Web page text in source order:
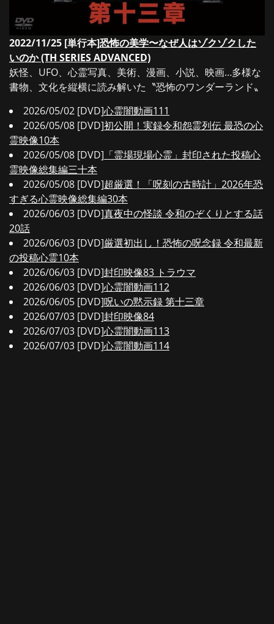
2022/11/25 [単行本]恐怖の美学〜なぜ人はゾクゾクした
いのか (TH SERIES ADVANCED)
妖怪、UFO、心霊写真、美術、漫画、小説、映画…多様な
書物、文化を縦横に読み解いた〝恐怖のワンダーランド〟
2026/05/02 [DVD]心霊闇動画111
2026/05/08 [DVD]初公開！実録令和怨霊列伝 最恐の心
霊映像10本
2026/05/08 [DVD] 「霊場現場心霊」封印された投稿心
霊映像総集編三十本
2026/05/08 [DVD]超厳選！「呪刻の古時計」2026年恐
すぎる心霊映像総集編30本
2026/06/03 [DVD]真夜中の怪談 令和のぞくりとする話
20話
2026/06/03 [DVD]厳選初出し！恐怖の呪念録 令和最新
の投稿心霊10本
2026/06/03 [DVD]封印映像83 トラウマ
2026/06/03 [DVD]心霊闇動画112
2026/06/05 [DVD]呪いの黙示録 第十三章
2026/07/03 [DVD]封印映像84
2026/07/03 [DVD]心霊闇動画113
2026/07/03 [DVD]心霊闇動画114